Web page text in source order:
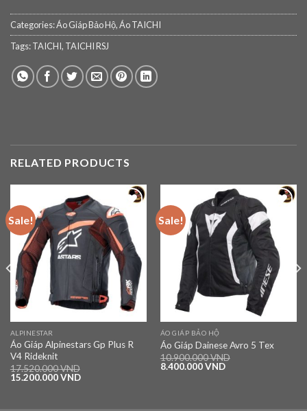
Categories:Áo Giáp Bảo Hộ,Áo TAICHI
Tags:TAICHI, TAICHI RSJ
RELATED PRODUCTS
Sale!
Add to
wishlist
ALPINESTAR
Áo Giáp Alpinestars Gp Plus R
V4 Rideknit
17.520.000VND
15.200.000VND
Sale!
Add to
wishlist
ÁO GIÁP BẢO HỘ
Áo Giáp Dainese Avro 5 Tex
10.900.000VND
8.400.000VND